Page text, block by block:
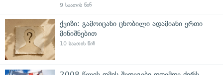
9 საათის წინ
ქვიზი: გამოიცანი ცნობილი ადამიანი ერთი
მინიშნებით
10 საათის წინ